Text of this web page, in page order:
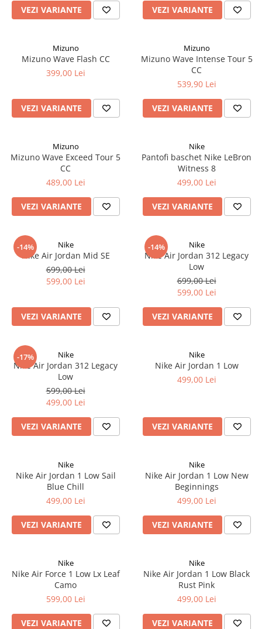
VEZI VARIANTE VEZI VARIANTE
Mizuno
Mizuno Wave Flash CC
399,00 Lei
VEZI VARIANTE
Mizuno
Mizuno Wave Intense Tour 5
CC
539,90 Lei
VEZI VARIANTE
Mizuno
Mizuno Wave Exceed Tour 5
CC
489,00 Lei
VEZI VARIANTE
Nike
Pantofi baschet Nike LeBron
Witness 8
499,00 Lei
VEZI VARIANTE
-14% Nike
Nike Air Jordan Mid SE
699,00 Lei
599,00 Lei
VEZI VARIANTE
-14% Nike
Nike Air Jordan 312 Legacy
Low
699,00 Lei
599,00 Lei
VEZI VARIANTE
-17% Nike
Nike Air Jordan 312 Legacy
Low
599,00 Lei
499,00 Lei
VEZI VARIANTE
Nike
Nike Air Jordan 1 Low
499,00 Lei
VEZI VARIANTE
Nike
Nike Air Jordan 1 Low Sail
Blue Chill
499,00 Lei
VEZI VARIANTE
Nike
Nike Air Jordan 1 Low New
Beginnings
499,00 Lei
VEZI VARIANTE
Nike
Nike Air Force 1 Low Lx Leaf
Camo
599,00 Lei
VEZI VARIANTE
Nike
Nike Air Jordan 1 Low Black
Rust Pink
499,00 Lei
VEZI VARIANTE